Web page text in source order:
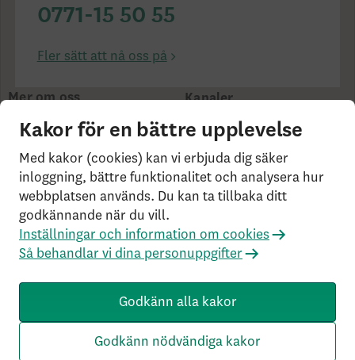
0771-15 50 55
Fler sätt att nå oss på
Mer om oss
Om Skandia
Finansiell info
Hållbarhet
Kanaler
cookies på skandia.se Användarvillkor
Bor du
utanför Sverige?
Statlig insättningsgaranti &
investerarskydd
Så behandlar vi dina personuppgifter
Om Penningtvättslagen
Har du klagomål?
Rekommenderade webbläsare
c2d22db21baa526 HW4.0.0.0 SN431
Kakor för en bättre upplevelse
Med kakor (cookies) kan vi erbjuda dig säker
inloggning, bättre funktionalitet och analysera hur
webbplatsen används. Du kan ta tillbaka ditt
godkännande när du vill.
Inställningar och information om cookies
Så behandlar vi dina personuppgifter
Godkänn alla kakor
Godkänn nödvändiga kakor